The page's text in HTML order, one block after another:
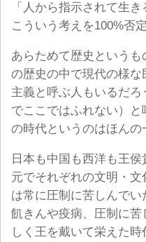
「人から指示されて生き
こういう考えを100%否
あらためて歴史という
の歴史の中で現代の様
主義と呼ぶ人もいるだ
でここではふれない）
の時代というのはほんの
日本も中国も西洋も王
元でそれぞれの文明・
は常に圧制に苦しんでい
飢きんや疫病、圧制に
しく王を戴いて栄えた時